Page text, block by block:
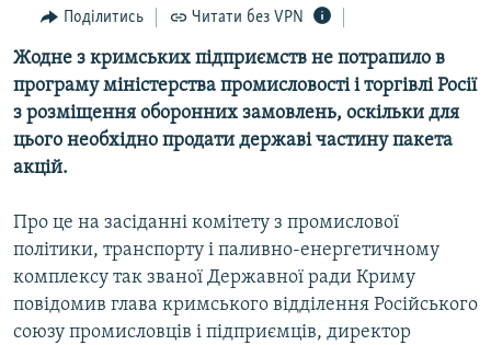
Перейти
пошуку
ПОГЛЯД
ІНТЕРВ'Ю
ВСЕ ЗА ДЕНЬ
СПЕЦПРОЕКТИ
ДЕПОРТАЦІЯ
ВІДЕОУРОКИ «ELIFBE»
СВІДЧЕННЯ ОКУПАЦІЇ
УКРАЇНСЬКА ПРОБЛЕМА КРИМУ
ІНФОГРАФІКА
ЯК ОБІЙТИ БЛОКУВАННЯ
Русский
Qırımtatar
ДОЛУЧАЙСЯ!
Поділитись Читати без VPN
Жодне з кримських підприємств не потрапило в
програму міністерства промисловості і торгівлі Росії
з розміщення оборонних замовлень, оскільки для
цього необхідно продати державі частину пакета
акцій.
Про це на засіданні комітету з промислової
політики, транспорту і паливно-енергетичному
комплексу так званої Державної ради Криму
повідомив глава кримського відділення Російського
союзу промисловців і підприємців, директор